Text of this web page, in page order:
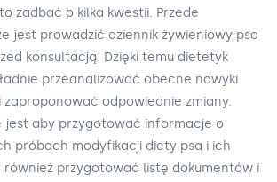
zadbać o kilka kwestii. Przede
jest prowadzić dziennik żywieniowy psa
konsultacją. Dzięki temu dietetyk
przeanalizować obecne nawyki
zaproponować odpowiednie zmiany.
jest aby przygotować informacje o
próbach modyfikacji diety psa i ich
również przygotować listę dokumentów i